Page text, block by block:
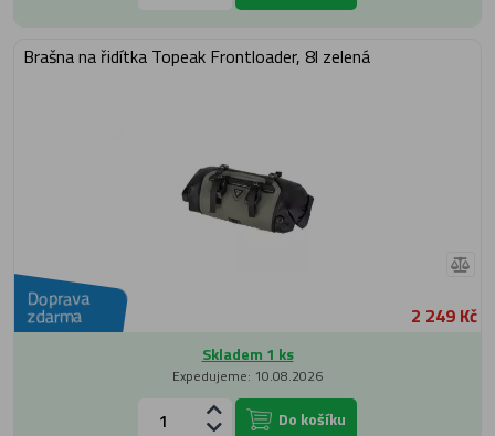
Brašna na řidítka Topeak Frontloader, 8l zelená
Doprava
zdarma 2 249 Kč
Skladem 1 ks
Expedujeme: 10.08.2026
Do košíku